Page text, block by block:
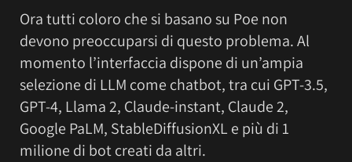
Ora tutti coloro che si basano su Poe non
devono preoccuparsi di questo problema. Al
momento l’interfaccia dispone di un’ampia
selezione di LLM come chatbot, tra cui GPT-3.5,
GPT-4, Llama 2, Claude-instant, Claude 2,
Google PaLM, StableDiffusionXL e più di 1
milione di bot creati da altri.